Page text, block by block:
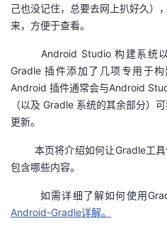
我
证
实
的
的
术
支
持
我
云
声
建
己也没记住，总要去网上扒好久）
来，方便于查看。
Android Studio 构建系统以
Gradle 插件添加了几项专用于
Android 插件通常会与Android
（以及 Gradle 系统的其余部分）
更新。
本页将介绍如何让Gradle工具
包含哪些内容。
如需详细了解如何使用
Android-Gradle详解。